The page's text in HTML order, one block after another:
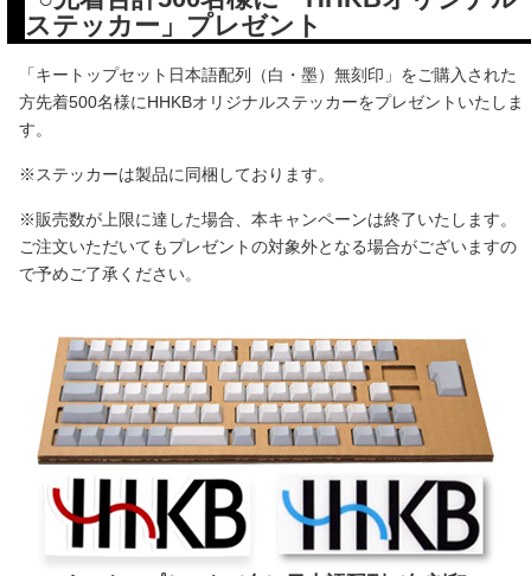
ステッカー」プレゼント
「キートップセット日本語配列（白・墨）無刻印」をご購入された
方先着500名様にHHKBオリジナルステッカーをプレゼントいたしま
す。
※ステッカーは製品に同梱しております。
※販売数が上限に達した場合、本キャンペーンは終了いたします。
ご注文いただいてもプレゼントの対象外となる場合がございますの
で予めご了承ください。